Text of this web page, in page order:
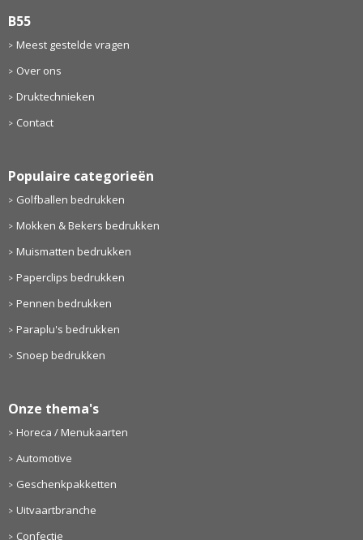
B55
Meest gestelde vragen
Over ons
Druktechnieken
Contact
Populaire categorieën
Golfballen bedrukken
Mokken & Bekers bedrukken
Muismatten bedrukken
Paperclips bedrukken
Pennen bedrukken
Paraplu's bedrukken
Snoep bedrukken
Onze thema's
Horeca / Menukaarten
Automotive
Geschenkpakketten
Uitvaartbranche
Confectie